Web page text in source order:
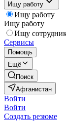
Ищу работу
Ищу работу
Ищу работу
Ищу
Сервисы
Помощь
Ещё
Поиск
Афганистан
Войти
Войти
Создать резюме